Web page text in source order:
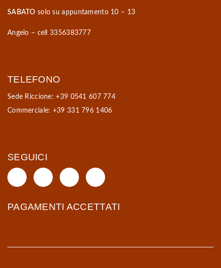
SABATO solo su appuntamento 10 – 13
Angelo – cell 3356383777
TELEFONO
Sede Riccione: +39 0541 607 774
Commerciale: +39 331 796 1406
SEGUICI
PAGAMENTI ACCETTATI